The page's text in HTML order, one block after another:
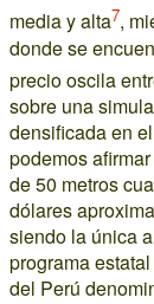
media y alta7,
donde se
precio oscila
sobre una
densificada en
podemos
de 50 metros
dólares
siendo la única
programa
del Perú